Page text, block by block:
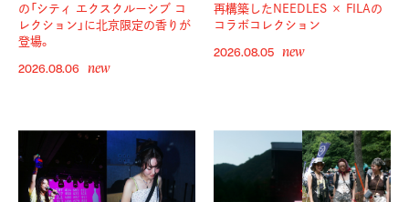
の「シティ エクスクルーシブ コ
レクション」に北京限定の香りが
登場。
2026.08.06 new
再構築したNEEDLES × FILAの
コラボコレクション
2026.08.05 new